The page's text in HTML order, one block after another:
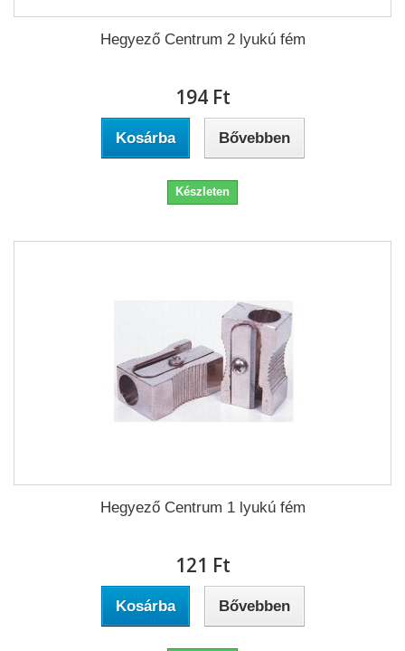
Hegyező Centrum 2 lyukú fém
194 Ft‎
Kosárba Bővebben
Készleten
Hegyező Centrum 1 lyukú fém
121 Ft‎
Kosárba Bővebben